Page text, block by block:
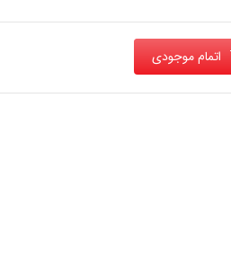
اتمام موجودی